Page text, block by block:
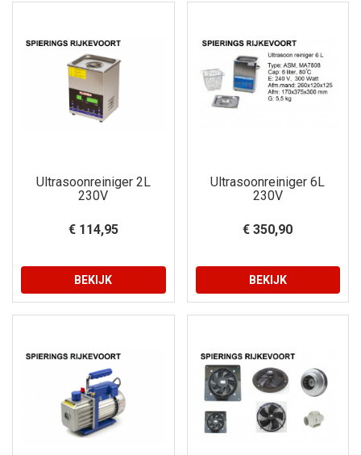
Ultrasoonreiniger 2L
230V
€ 114,95
BEKIJK
Ultrasoonreiniger 6L
230V
€ 350,90
BEKIJK